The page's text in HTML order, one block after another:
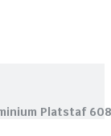
Platstaf